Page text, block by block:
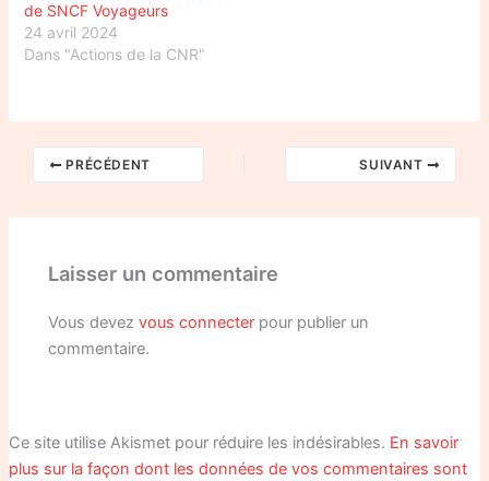
de SNCF Voyageurs
24 avril 2024
Dans "Actions de la CNR"
PRÉCÉDENT SUIVANT
Laisser un commentaire
Vous devezvous connecter pour publier un
commentaire.
Ce site utilise Akismet pour réduire les indésirables. En savoir
plus sur la façon dont les données de vos commentaires sont